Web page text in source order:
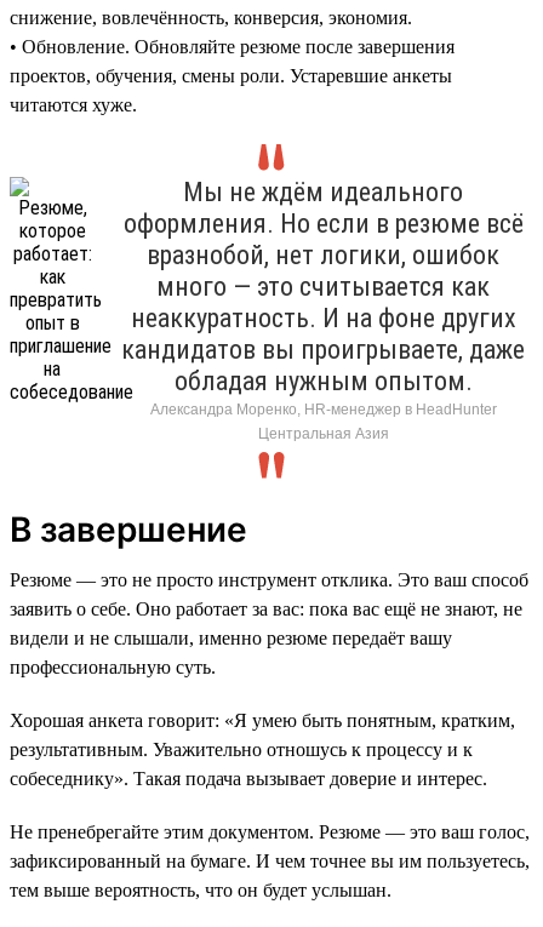
снижение, вовлечённость, конверсия, экономия.
• Обновление. Обновляйте резюме после завершения
проектов, обучения, смены роли. Устаревшие анкеты
читаются хуже.
Мы не ждём идеального
оформления. Но если в резюме всё
вразнобой, нет логики, ошибок
много — это считывается как
неаккуратность. И на фоне других
кандидатов вы проигрываете, даже
обладая нужным опытом.
Александра Моренко, HR-менеджер в HeadHunter
Центральная Азия
В завершение
Резюме — это не просто инструмент отклика. Это ваш способ
заявить о себе. Оно работает за вас: пока вас ещё не знают, не
видели и не слышали, именно резюме передаёт вашу
профессиональную суть.
Хорошая анкета говорит: «Я умею быть понятным, кратким,
результативным. Уважительно отношусь к процессу и к
собеседнику». Такая подача вызывает доверие и интерес.
Не пренебрегайте этим документом. Резюме — это ваш голос,
зафиксированный на бумаге. И чем точнее вы им пользуетесь,
тем выше вероятность, что он будет услышан.